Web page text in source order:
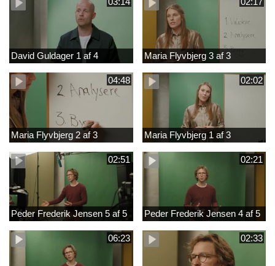
David Guldager 1 af 4 Maria Flyvbjerg 3 af 3
04:48
Maria Flyvbjerg 2 af 3
02:02
Maria Flyvbjerg 1 af 3
02:51
Peder Frederik Jensen 5 af 5
02:21
Peder Frederik Jensen 4 af 5
06:23 02:33